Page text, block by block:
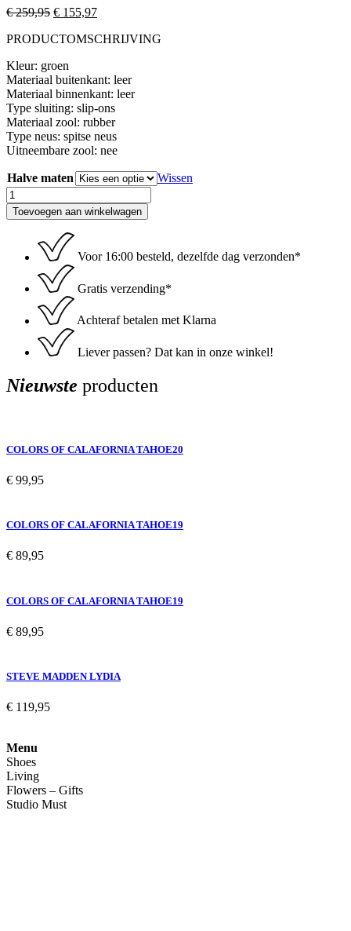
€259,95 Oorspronkelijke
was:
€ 155,97Huidige
is:
PRODUCTOMSCHRIJVING
Kleur: groen
Materiaal buitenkant: leer
Materiaal binnenkant: leer
Type sluiting: slip-ons
Materiaal zool: rubber
Type neus: spitse neus
Uitneembare zool: nee
Halve maten
Wissen
ROBERTO
FESTA
TORTUGA
Toevoegen aan winkelwagen
Voor 16:00 besteld, dezelfde dag verzonden*
Gratis verzending*
Achteraf betalen met Klarna
Liever passen? Dat kan in onze winkel!
Nieuwste producten
COLORS OF CALAFORNIA TAHOE20
€ 99,95
COLORS OF CALAFORNIA TAHOE19
€ 89,95
COLORS OF CALAFORNIA TAHOE19
€ 89,95
STEVE MADDEN LYDIA
€ 119,95
Menu
Shoes
Living
Flowers – Gifts
Studio Must